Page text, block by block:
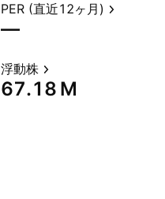
PER (直近12ヶ月)
—
浮動株
‪67.18 M‬